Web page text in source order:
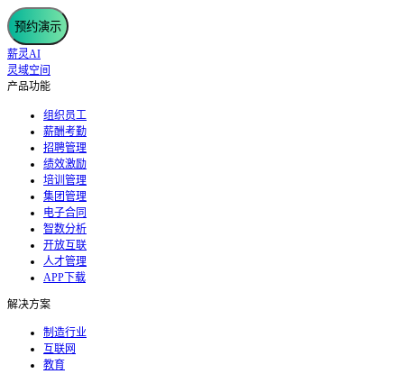
预约演示
薪灵AI
灵域空间
产品功能
组织员工
薪酬考勤
招聘管理
绩效激励
培训管理
集团管理
电子合同
智数分析
开放互联
人才管理
APP下载
解决方案
制造行业
互联网
教育